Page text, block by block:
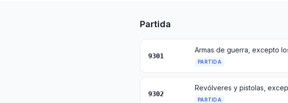
Partida
9301
Armas de guerra, excepto
PARTIDA
9302
Revólveres y pistolas,
PARTIDA